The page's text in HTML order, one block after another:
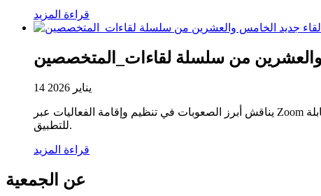
قراءة المزيد
من سلسلة لقاءات_المتخصصين
14 يناير 2026
يناقش أبرز الصعوبات في تنظيم وإقامة الفعاليات عبر Zoom نقاش مهني من واقع خبرة المتخصص يسلّط الضوء على التحديات الواقعية في قطاع الفعاليات، ويستعرض خبرات عملية وحلول قابلة
للتطبيق.
قراءة المزيد
عن الجمعية